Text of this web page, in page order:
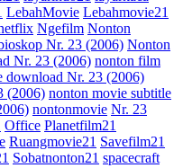
LebahMovie Lebahmovie21
Ngefilm Nonton
Nr. 23 (2006) Nonton
Nr. 23 (2006) nonton film
download Nr. 23 (2006)
(2006) nonton movie subtitle
nontonmovie Nr. 23
Office Planetfilm21
Ruangmovie21 Savefilm21
Sobatnonton21 spacecraft